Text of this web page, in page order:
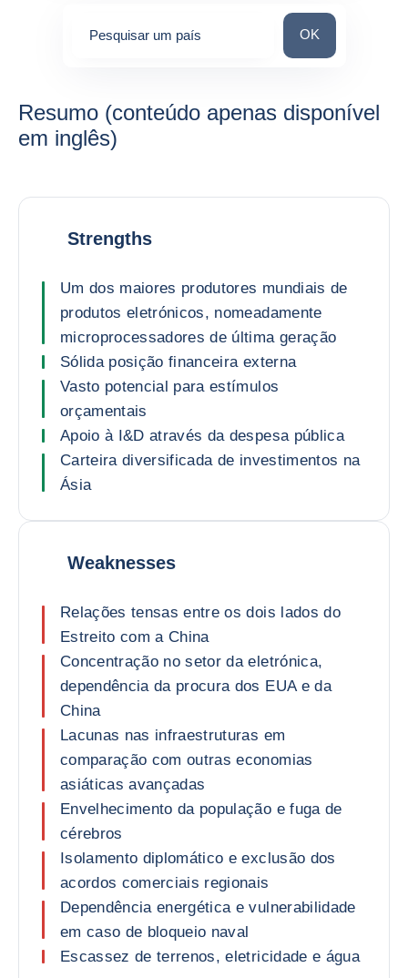
Pesquisar um país Pesquisar um
OK
Resumo (conteúdo apenas disponível
em inglês)
Strengths
Um dos maiores produtores mundiais de
produtos eletrónicos, nomeadamente
microprocessadores de última geração
Sólida posição financeira externa
Vasto potencial para estímulos
orçamentais
Apoio à I&D através da despesa pública
Carteira diversificada de investimentos na
Ásia
Weaknesses
Relações tensas entre os dois lados do
Estreito com a China
Concentração no setor da eletrónica,
dependência da procura dos EUA e da
China
Lacunas nas infraestruturas em
comparação com outras economias
asiáticas avançadas
Envelhecimento da população e fuga de
cérebros
Isolamento diplomático e exclusão dos
acordos comerciais regionais
Dependência energética e vulnerabilidade
em caso de bloqueio naval
Escassez de terrenos, eletricidade e água